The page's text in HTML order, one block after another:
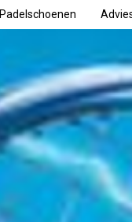
Padelschoenen